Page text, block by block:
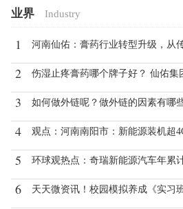
业界 Industry
1 河南仙佑：膏药行业转型升级，从
2 伤湿止疼膏药哪个牌子好？ 仙佑集团常
3 如何做外链呢？做外链的因素有哪
4 观点：河南南阳市：新能源装机超
5 环球观热点：奇瑞新能源汽车年累计销
6 天天微资讯！校园模拟养成《实习班主